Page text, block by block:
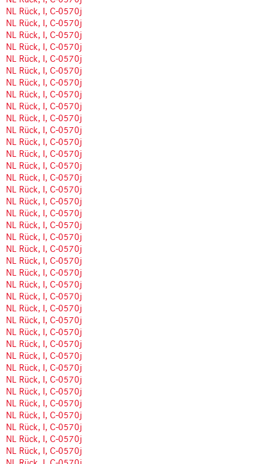
NL Rück, I, C-0570j
NL Rück, I, C-0570j
NL Rück, I, C-0570j
NL Rück, I, C-0570j
NL Rück, I, C-0570j
NL Rück, I, C-0570j
NL Rück, I, C-0570j
NL Rück, I, C-0570j
NL Rück, I, C-0570j
NL Rück, I, C-0570j
NL Rück, I, C-0570j
NL Rück, I, C-0570j
NL Rück, I, C-0570j
NL Rück, I, C-0570j
NL Rück, I, C-0570j
NL Rück, I, C-0570j
NL Rück, I, C-0570j
NL Rück, I, C-0570j
NL Rück, I, C-0570j
NL Rück, I, C-0570j
NL Rück, I, C-0570j
NL Rück, I, C-0570j
NL Rück, I, C-0570j
NL Rück, I, C-0570j
NL Rück, I, C-0570j
NL Rück, I, C-0570j
NL Rück, I, C-0570j
NL Rück, I, C-0570j
NL Rück, I, C-0570j
NL Rück, I, C-0570j
NL Rück, I, C-0570j
NL Rück, I, C-0570j
NL Rück, I, C-0570j
NL Rück, I, C-0570j
NL Rück, I, C-0570j
NL Rück, I, C-0570j
NL Rück, I, C-0570j
NL Rück, I, C-0570j